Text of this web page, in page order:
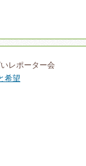
レポーター会
希望